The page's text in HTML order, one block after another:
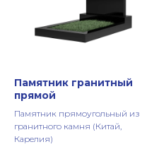
Памятник гранитный
прямой
Памятник прямоугольный из
гранитного камня (Китай,
Карелия)